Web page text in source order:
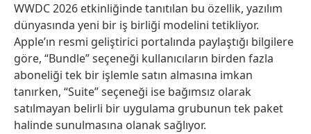
WWDC 2026 etkinliğinde tanıtılan bu özellik, yazılım
dünyasında yeni bir iş birliği modelini tetikliyor.
Apple’ın resmi geliştirici portalında paylaştığı bilgilere
göre, “Bundle” seçeneği kullanıcıların birden fazla
aboneliği tek bir işlemle satın almasına imkan
tanırken, “Suite” seçeneği ise bağımsız olarak
satılmayan belirli bir uygulama grubunun tek paket
halinde sunulmasına olanak sağlıyor.